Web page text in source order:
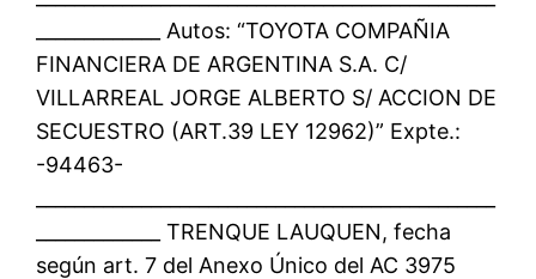
_____________ Autos: “TOYOTA COMPAÑIA
FINANCIERA DE ARGENTINA S.A. C/
VILLARREAL JORGE ALBERTO S/ ACCION DE
SECUESTRO (ART.39 LEY 12962)” Expte.:
-94463-
_____________ TRENQUE LAUQUEN, fecha
según art. 7 del Anexo Único del AC 3975